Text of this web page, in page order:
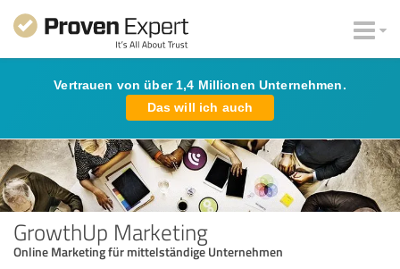
Vertrauen von über 1,4 Millionen Unternehmen.
Das will ich auch
GrowthUp Marketing
Online Marketing für mittelständige Unternehmen